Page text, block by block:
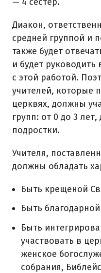
Диакон,
средней группой и
также будет
и будет
с этой работой.
учителей, которые
церквях, должны
групп: от 0 до 3
подростки.
Учителя,
должны обладать
Быть крещеной
Быть
Быть
участвовать в
женское
собрания,